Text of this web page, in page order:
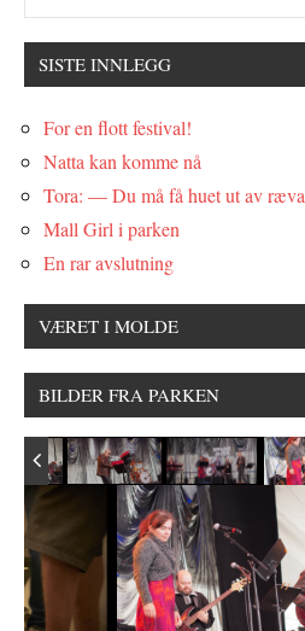
SISTE INNLEGG
For en flott festival!
Natta kan komme nå
Tora: — Du må få huet ut av ræva
Mall Girl i parken
En rar avslutning
VÆRET I MOLDE
BILDER FRA PARKEN